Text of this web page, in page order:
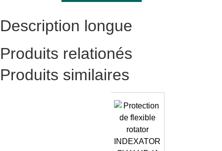
Description longue
Produits relationés
Produits similaires